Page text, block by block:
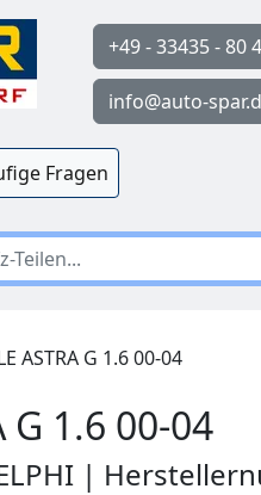
+49 - 33435 - 80
info@auto-
Fragen
ASTRA G 1.6 00-04
G 1.6 00-04
|